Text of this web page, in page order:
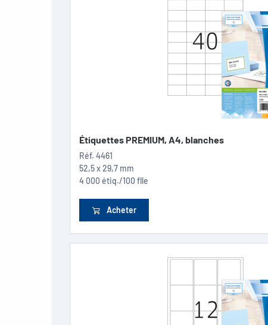
Étiquettes PREMIUM, A4, blanches
Réf. 4461
52,5 x 29,7 mm
4 000 étiq./100 flle
Acheter